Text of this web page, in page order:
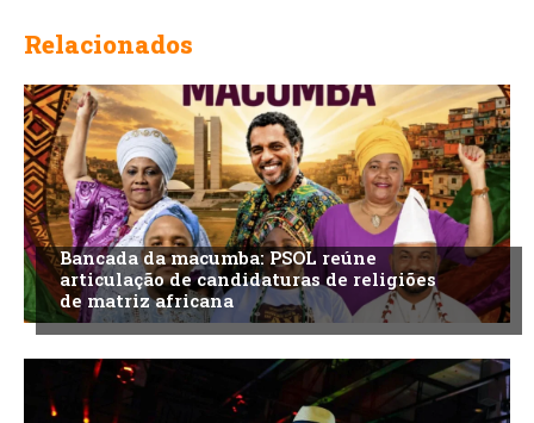
Relacionados
Bancada da macumba: PSOL reúne
articulação de candidaturas de religiões
de matriz africana